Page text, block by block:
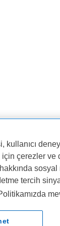
kullanıcı
çerezler ve
hakkında
tercih